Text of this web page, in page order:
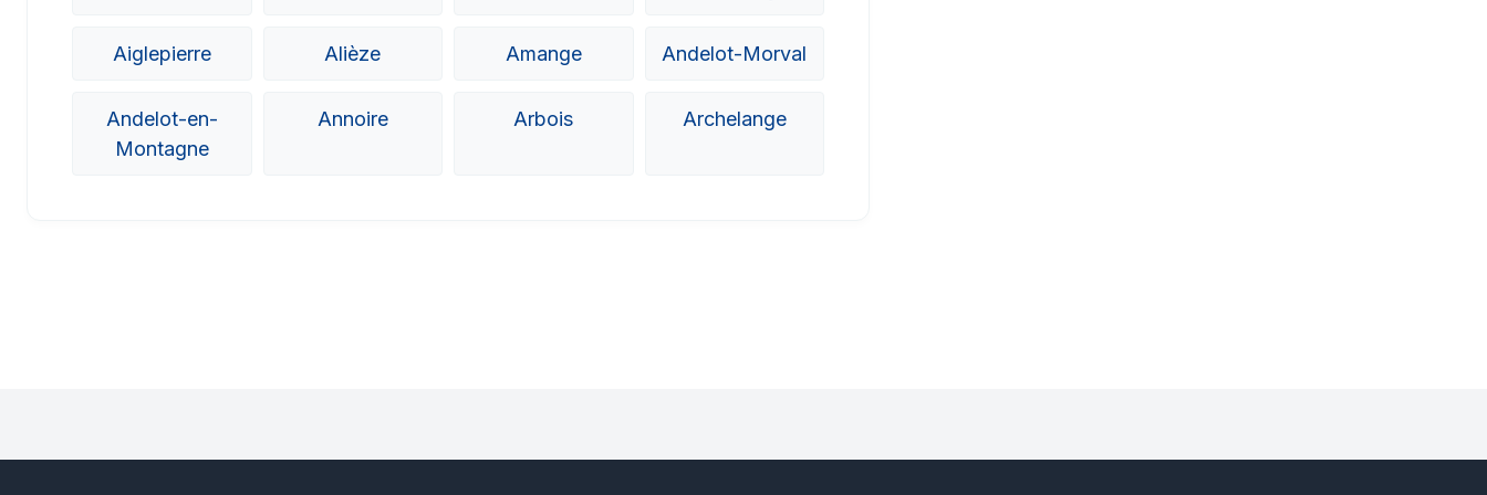
Aiglepierre Alièze Amange Andelot-Morval
Andelot-en-
Montagne
Annoire Arbois Archelange